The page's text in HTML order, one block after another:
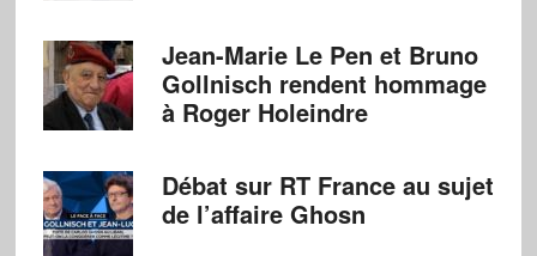
Jean-Marie Le Pen et Bruno
Gollnisch rendent hommage
à Roger Holeindre
Débat sur RT France au sujet
de l’affaire Ghosn